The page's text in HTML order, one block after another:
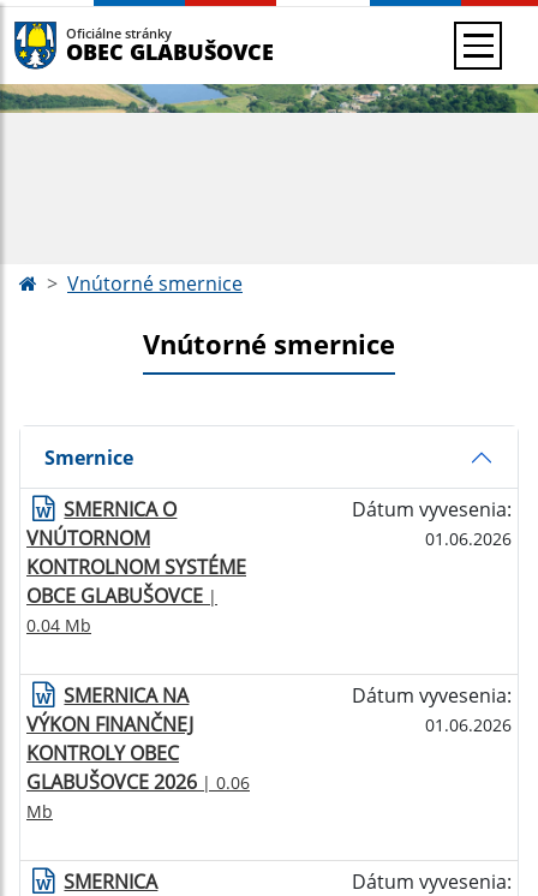
Oficiálne stránky
OBEC GLABUŠOVCE
Vnútorné smernice
Vnútorné smernice
Smernice
SMERNICA O
VNÚTORNOM
KONTROLNOM SYSTÉME
OBCE GLABUŠOVCE |
0.04 Mb
Dátum vyvesenia:
01.06.2026
SMERNICA NA
VÝKON FINANČNEJ
KONTROLY OBEC
GLABUŠOVCE 2026 | 0.06
Mb
Dátum vyvesenia:
01.06.2026
SMERNICA
Dátum vyvesenia: